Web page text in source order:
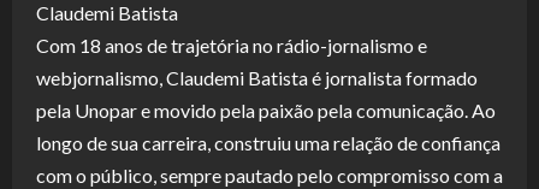
Claudemi Batista
Com 18 anos de trajetória no rádio-jornalismo e
webjornalismo, Claudemi Batista é jornalista formado
pela Unopar e movido pela paixão pela comunicação. Ao
longo de sua carreira, construiu uma relação de confiança
com o público, sempre pautado pelo compromisso com a